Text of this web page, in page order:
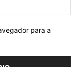
para a